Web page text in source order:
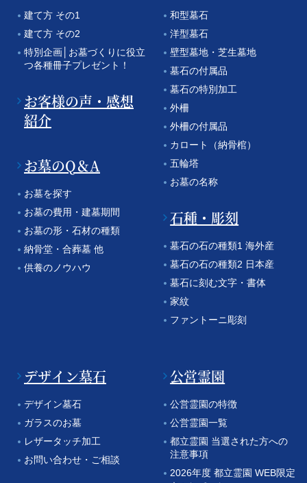
建て方 その1
建て方 その2
特別企画│お墓づくりに役立
つ各種冊子プレゼント！
お客様の声・感想
紹介
お墓のQ＆A
お墓を探す
お墓の費用・建墓期間
お墓の形・石材の種類
納骨堂・合葬墓 他
供養のノウハウ
和型墓石
洋型墓石
壁型墓地・芝生墓地
墓石の付属品
墓石の特別加工
外柵
外柵の付属品
カロート（納骨棺）
五輪塔
お墓の名称
石種・彫刻
墓石の石の種類1 海外産
墓石の石の種類2 日本産
墓石に刻む文字・書体
家紋
ファントーニ彫刻
デザイン墓石
デザイン墓石
ガラスのお墓
レザータッチ加工
お問い合わせ・ご相談
公営霊園
公営霊園の特徴
公営霊園一覧
都立霊園 当選された方への
注意事項
2026年度 都立霊園 WEB限定